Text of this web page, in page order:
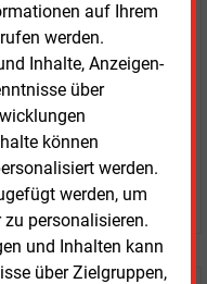
auf Ihrem
werden.
Inhalte, Anzeigen-
über
können
werden.
werden, um
personalisieren.
und Inhalten kann
über Zielgruppen,
Nachrichten mit